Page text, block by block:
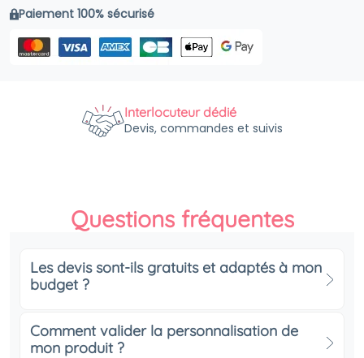
Paiement 100% sécurisé
Interlocuteur dédié
Devis, commandes et suivis
Questions fréquentes
Les devis sont-ils gratuits et adaptés à mon
budget ?
Comment valider la personnalisation de
mon produit ?